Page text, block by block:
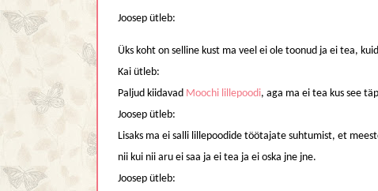
Joosep ütleb:
Üks koht on selline kust ma veel ei ole toonud ja ei tea,
Kai ütleb:
Paljud kiidavad Moochi lillepoodi, aga ma ei tea kus see
Joosep ütleb:
Lisaks ma ei salli lillepoodide töötajate suhtumist, et
nii kui nii aru ei saa ja ei tea ja ei oska jne jne.
Joosep ütleb: